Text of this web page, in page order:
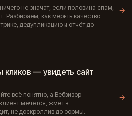
не значат, если половина спам,
Разбираем, как мерить качество
дедупликацию и отчёт до
→
кликов — увидеть сайт
всё понятно, а Вебвизор
мечется, жмёт в
не доскроллив до формы.
→